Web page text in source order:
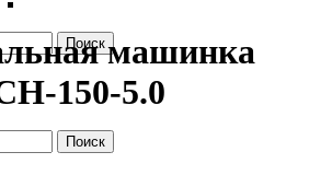
Поиск
Поиск
машинка
150-5.0